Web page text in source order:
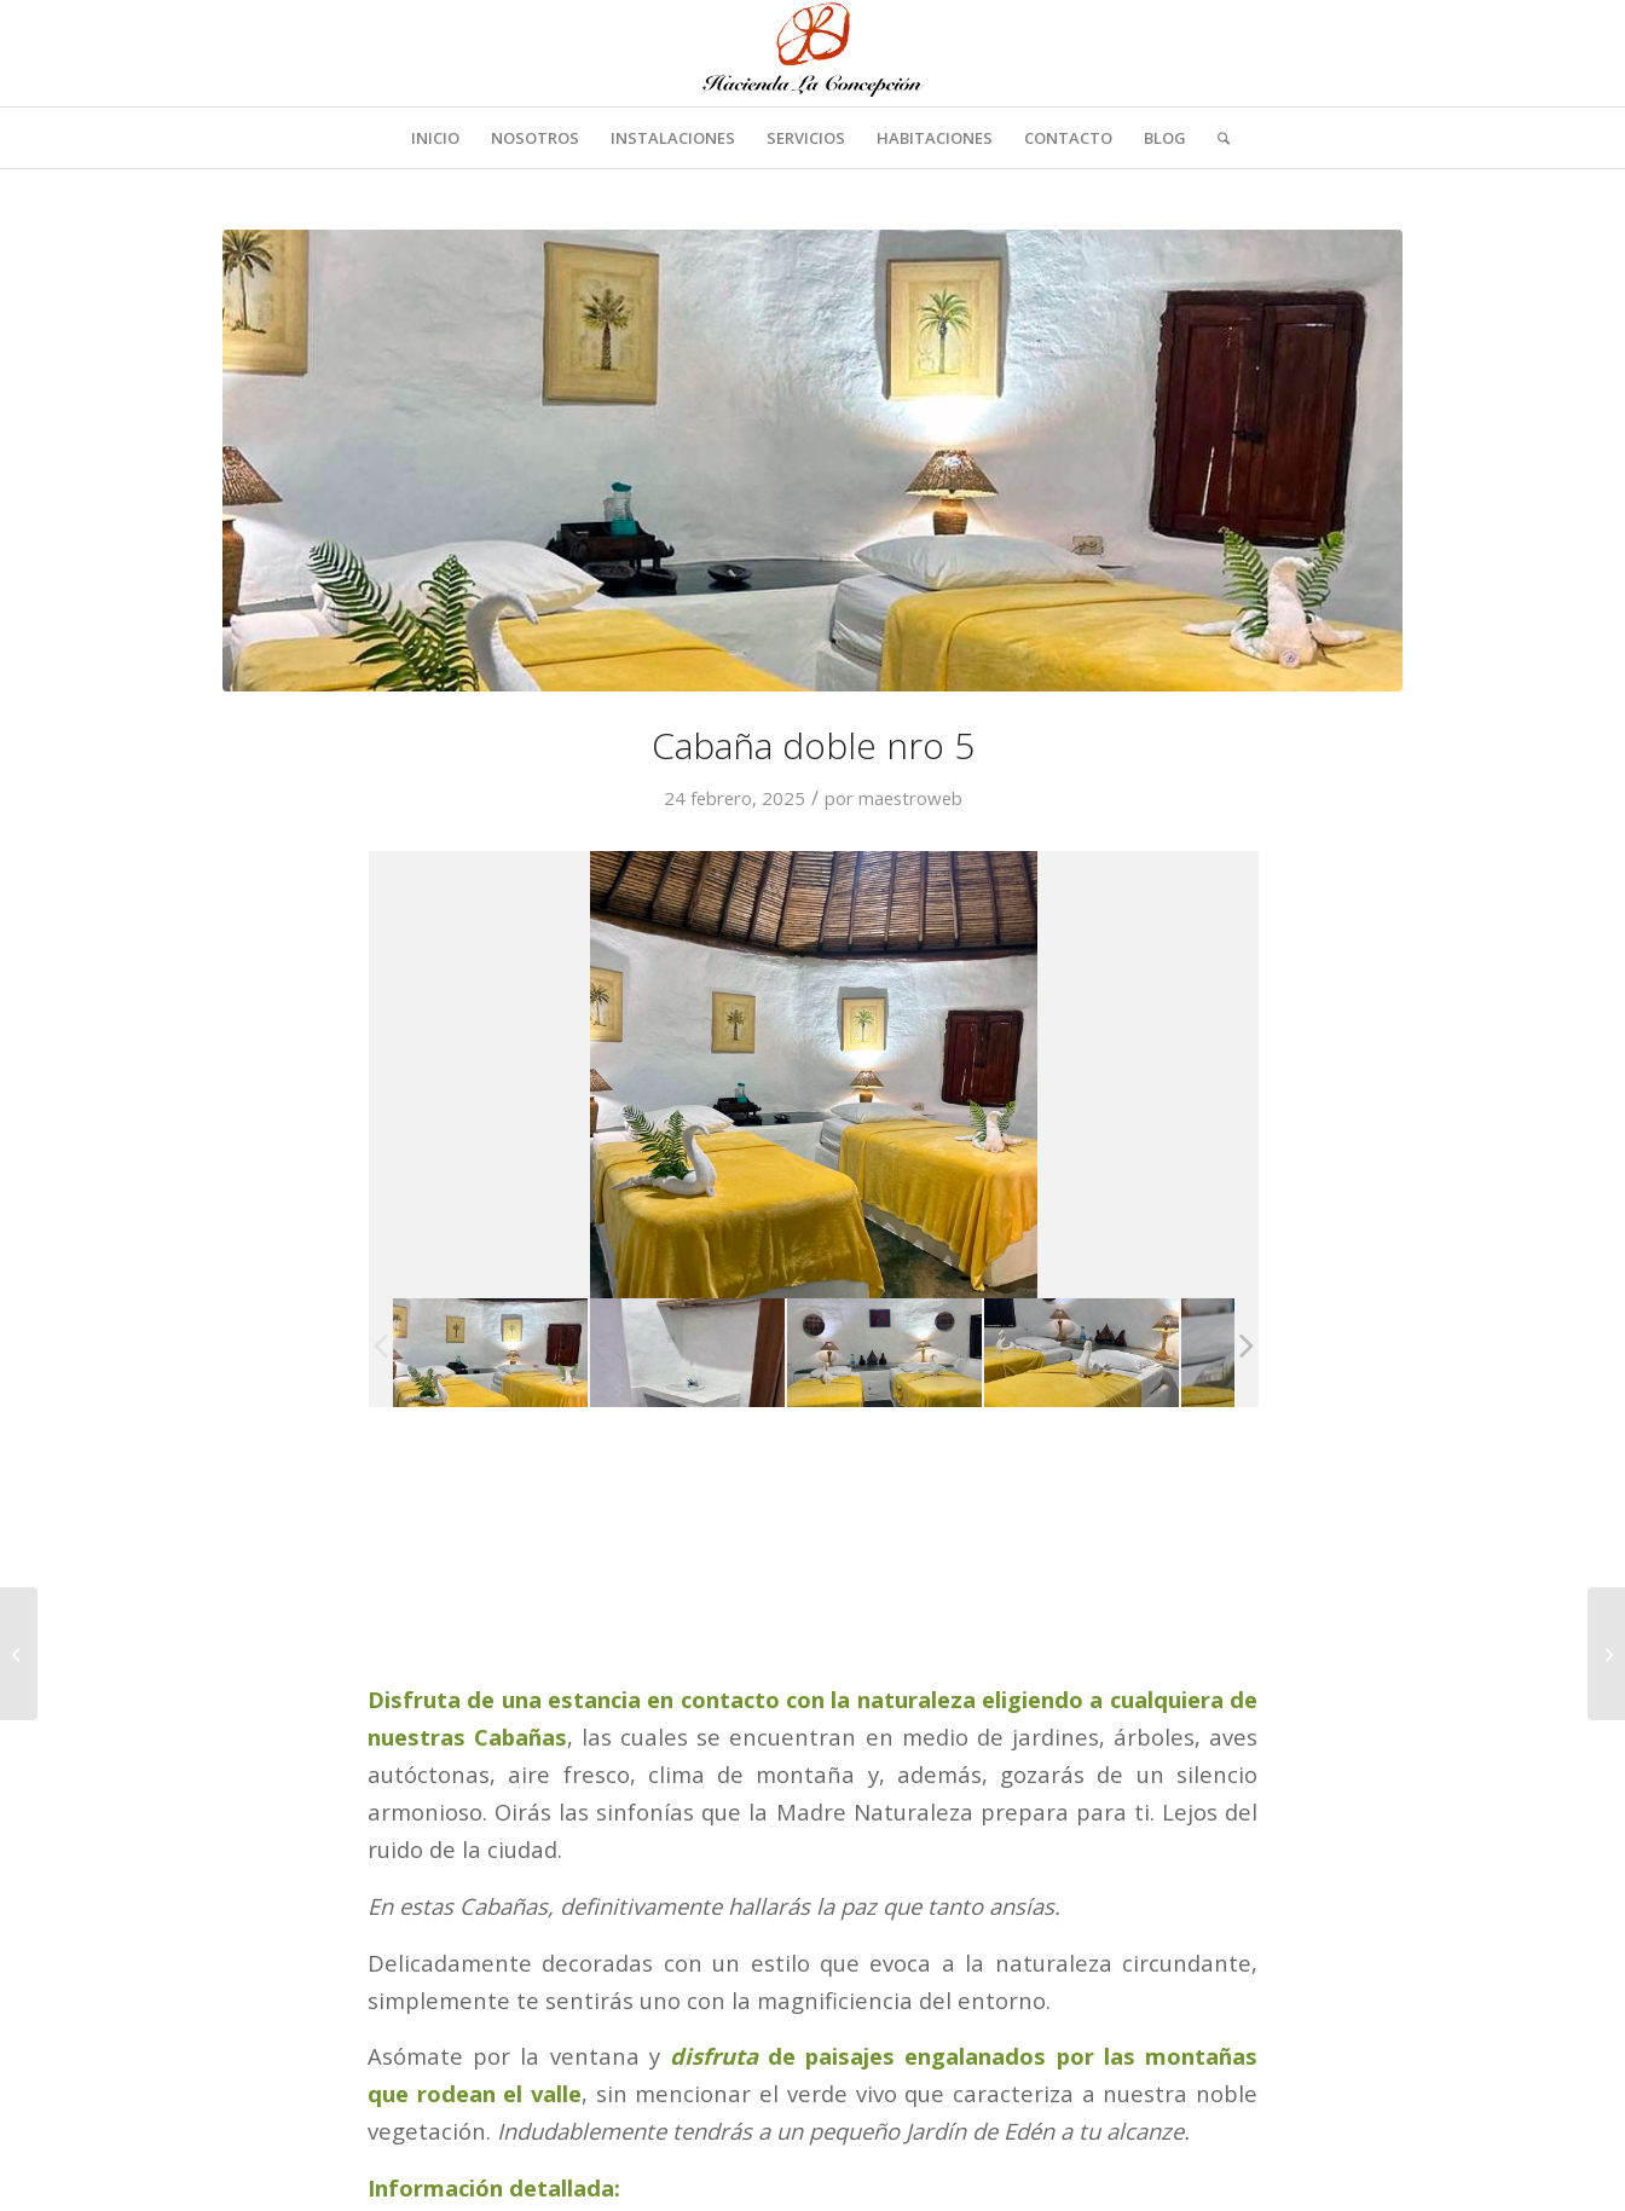
INICIO NOSOTROS INSTALACIONES SERVICIOS HABITACIONES CONTACTO BLOG
Cabaña doble nro 5
24 febrero, 2025 / por maestroweb
Disfruta de una estancia en contacto con la naturaleza eligiendo a cualquiera de
nuestras Cabañas, las cuales se encuentran en medio de jardines, árboles, aves
autóctonas, aire fresco, clima de montaña y, además, gozarás de un silencio
armonioso. Oirás las sinfonías que la Madre Naturaleza prepara para ti. Lejos del
ruido de la ciudad.
En estas Cabañas, definitivamente hallarás la paz que tanto ansías.
Delicadamente decoradas con un estilo que evoca a la naturaleza circundante,
simplemente te sentirás uno con la magnificiencia del entorno.
Asómate por la ventana y disfrutade paisajes engalanados por las montañas
que rodean el valle, sin mencionar el verde vivo que caracteriza a nuestra noble
vegetación. Indudablemente tendrás a un pequeño Jardín de Edén a tu alcanze.
Información detallada: